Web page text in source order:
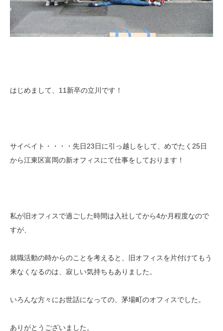
はじめまして、11新卒の立川です！
サイベイト・・・・先日23日に引っ越しをして、めでたく25日
から江東区富岡の新オフィスにて仕事をしております！
私が旧オフィスで過ごした時間は入社してから4か月程度なので
すが、
就職活動の時からのことを考えると、旧オフィスを片付けてもう
来なくなるのは、寂しい気持ちもありました。
いろんな方々にお世話になっての、茅場町のオフィスでした。
ありがとうございました。